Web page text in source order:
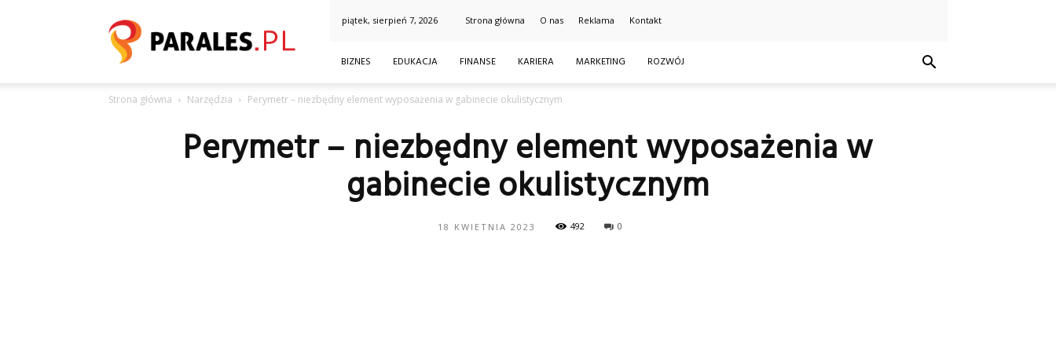
piątek, sierpień 7, 2026 Strona główna O nas Reklama Kontakt
BIZNES EDUKACJA FINANSE KARIERA MARKETING ROZWÓJ
Strona główna Narzędzia Perymetr – niezbędny element wyposażenia w gabinecie okulistycznym
Perymetr – niezbędny element wyposażenia w
gabinecie okulistycznym
18 KWIETNIA 2023 492 0